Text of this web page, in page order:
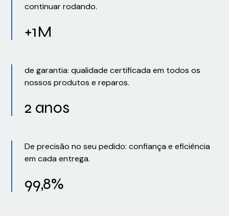
continuar rodando.
+1M
de garantia: qualidade certificada em todos os
nossos produtos e reparos.
2 anos
De precisão no seu pedido: confiança e eficiência
em cada entrega.
99,8%